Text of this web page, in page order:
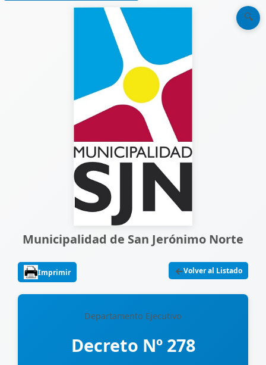
Municipalidad de San Jerónimo Norte
Imprimir ←Volver al Listado
Departamento Ejecutivo
Decreto Nº 278
🔍